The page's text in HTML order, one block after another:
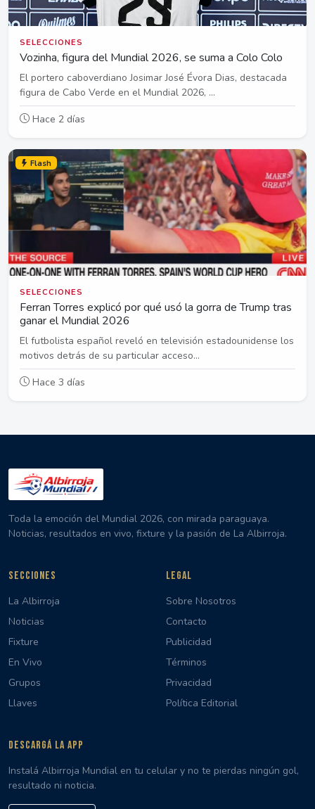
SELECCIONES
Vozinha, figura del Mundial 2026, se suma a Colo Colo
El portero caboverdiano Josimar José Évora Dias, destacada
figura de Cabo Verde en el Mundial 2026, ...
Hace 2 días
Flash
SELECCIONES
Ferran Torres explicó por qué usó la gorra de Trump tras
ganar el Mundial 2026
El futbolista español reveló en televisión estadounidense los
motivos detrás de su particular acceso...
Hace 3 días
Toda la emoción del Mundial 2026, con mirada paraguaya.
Noticias, resultados en vivo, fixture y la pasión de La Albirroja.
SECCIONES
La Albirroja
Noticias
Fixture
En Vivo
Grupos
Llaves
LEGAL
Sobre Nosotros
Contacto
Publicidad
Términos
Privacidad
Política Editorial
DESCARGÁ LA APP
Instalá Albirroja Mundial en tu celular y no te pierdas ningún gol,
resultado ni noticia.